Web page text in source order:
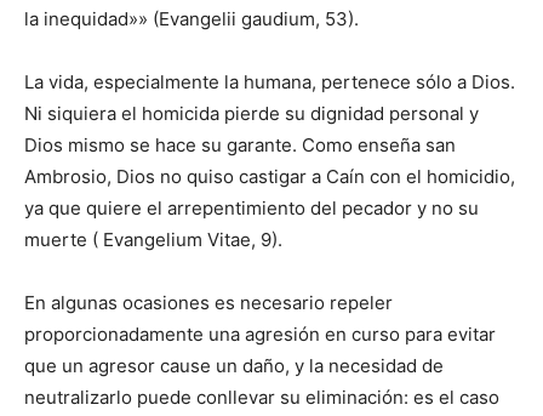
la inequidad»» (Evangelii gaudium, 53).
La vida, especialmente la humana, pertenece sólo a Dios.
Ni siquiera el homicida pierde su dignidad personal y
Dios mismo se hace su garante. Como enseña san
Ambrosio, Dios no quiso castigar a Caín con el homicidio,
ya que quiere el arrepentimiento del pecador y no su
muerte ( Evangelium Vitae, 9).
En algunas ocasiones es necesario repeler
proporcionadamente una agresión en curso para evitar
que un agresor cause un daño, y la necesidad de
neutralizarlo puede conllevar su eliminación: es el caso